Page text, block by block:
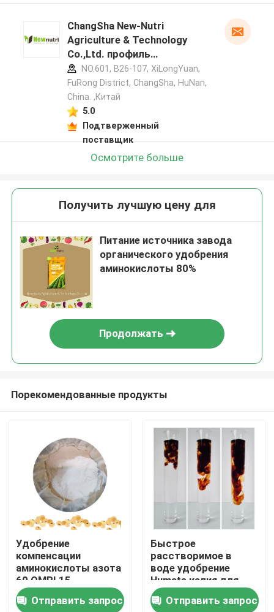
Дома
О Компании
ChangSha New-Nutri
Agriculture & Technology
Co.,Ltd. профиль
производителя
NO.601, B26-107, XiLongYuan,
FuRong District, ChangSha, HuNan,
China. ,Китай
5.0
Подтверженный
поставщик
Осмотрите больше
Получить лучшую цену для
Питание источника завода
органического удобрения
аминокислоты 80%
Продолжать
Порекомендованные продукты
Удобрение
компенсации
аминокислоты азота
60 OMRI 15
расстворимое в
водеОтправить запрос
Быстрое
расстворимое в
воде удобрение
Humate калия для
всех урожаев
Отправить запрос